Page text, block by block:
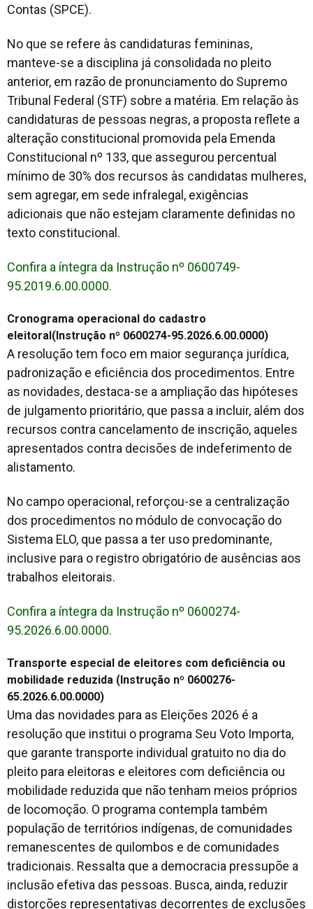
Contas (SPCE).
No que se refere às candidaturas femininas,
manteve-se a disciplina já consolidada no pleito
anterior, em razão de pronunciamento do Supremo
Tribunal Federal (STF) sobre a matéria. Em relação às
candidaturas de pessoas negras, a proposta reflete a
alteração constitucional promovida pela Emenda
Constitucional nº 133, que assegurou percentual
mínimo de 30% dos recursos às candidatas mulheres,
sem agregar, em sede infralegal, exigências
adicionais que não estejam claramente definidas no
texto constitucional.
Confira a íntegra da Instrução nº 0600749-
95.2019.6.00.0000.
Cronograma operacional do cadastro
eleitoral(Instrução nº 0600274-95.2026.6.00.0000)
A resolução tem foco em maior segurança jurídica,
padronização e eficiência dos procedimentos. Entre
as novidades, destaca-se a ampliação das hipóteses
de julgamento prioritário, que passa a incluir, além dos
recursos contra cancelamento de inscrição, aqueles
apresentados contra decisões de indeferimento de
alistamento.
No campo operacional, reforçou-se a centralização
dos procedimentos no módulo de convocação do
Sistema ELO, que passa a ter uso predominante,
inclusive para o registro obrigatório de ausências aos
trabalhos eleitorais.
Confira a íntegra da Instrução nº 0600274-
95.2026.6.00.0000.
Transporte especial de eleitores com deficiência ou
mobilidade reduzida (Instrução nº 0600276-
65.2026.6.00.0000)
Uma das novidades para as Eleições 2026 é a
resolução que institui o programa Seu Voto Importa,
que garante transporte individual gratuito no dia do
pleito para eleitoras e eleitores com deficiência ou
mobilidade reduzida que não tenham meios próprios
de locomoção. O programa contempla também
população de territórios indígenas, de comunidades
remanescentes de quilombos e de comunidades
tradicionais. Ressalta que a democracia pressupõe a
inclusão efetiva das pessoas. Busca, ainda, reduzir
distorções representativas decorrentes de exclusões